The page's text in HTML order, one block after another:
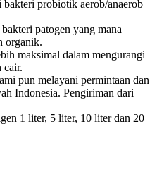
probiotik aerob/anaerob
patogen yang mana
organik.
maksimal dalam mengurangi
cair.
pun melayani permintaan dan
Indonesia. Pengiriman dari
1 liter, 5 liter, 10 liter dan 20